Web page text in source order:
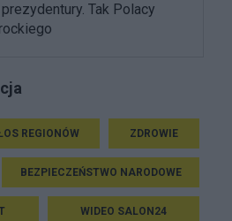
Tak Polacy
REGIONÓW ZDROWIE
BEZPIECZEŃSTWO NARODOWE
WIDEO SALON24